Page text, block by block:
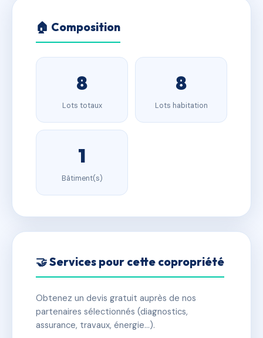
🏠 Composition
8
Lots totaux
8
Lots habitation
1
Bâtiment(s)
🤝 Services pour cette copropriété
Obtenez un devis gratuit auprès de nos
partenaires sélectionnés (diagnostics,
assurance, travaux, énergie…).